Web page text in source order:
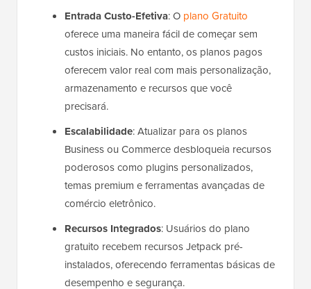
Entrada Custo-Efetiva: O plano Gratuito
oferece uma maneira fácil de começar sem
custos iniciais. No entanto, os planos pagos
oferecem valor real com mais personalização,
armazenamento e recursos que você
precisará.
Escalabilidade: Atualizar para os planos
Business ou Commerce desbloqueia recursos
poderosos como plugins personalizados,
temas premium e ferramentas avançadas de
comércio eletrônico.
Recursos Integrados: Usuários do plano
gratuito recebem recursos Jetpack pré-
instalados, oferecendo ferramentas básicas de
desempenho e segurança.